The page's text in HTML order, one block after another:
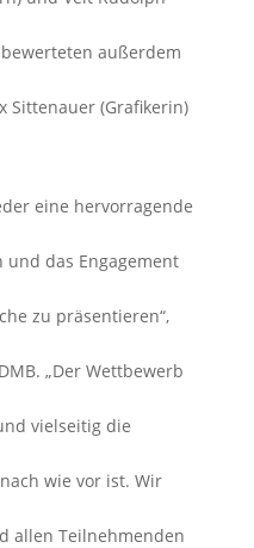
außerdem
Sittenauer (Grafikerin)
eine hervorragende
und das Engagement
zu präsentieren“,
„Der Wettbewerb
vielseitig die
wie vor ist. Wir
allen Teilnehmenden